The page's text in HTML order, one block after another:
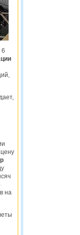
6
на